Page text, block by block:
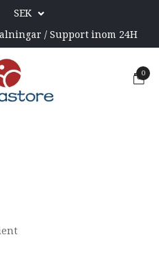
SEK
/ Support inom 24H
0